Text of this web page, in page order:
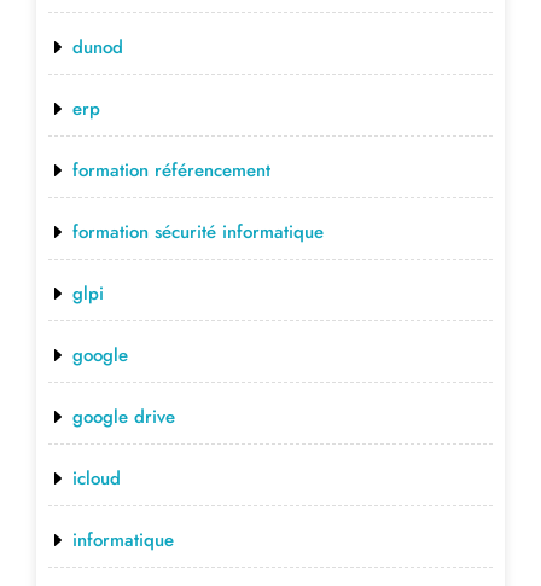
dunod
erp
formation référencement
formation sécurité informatique
glpi
google
google drive
icloud
informatique